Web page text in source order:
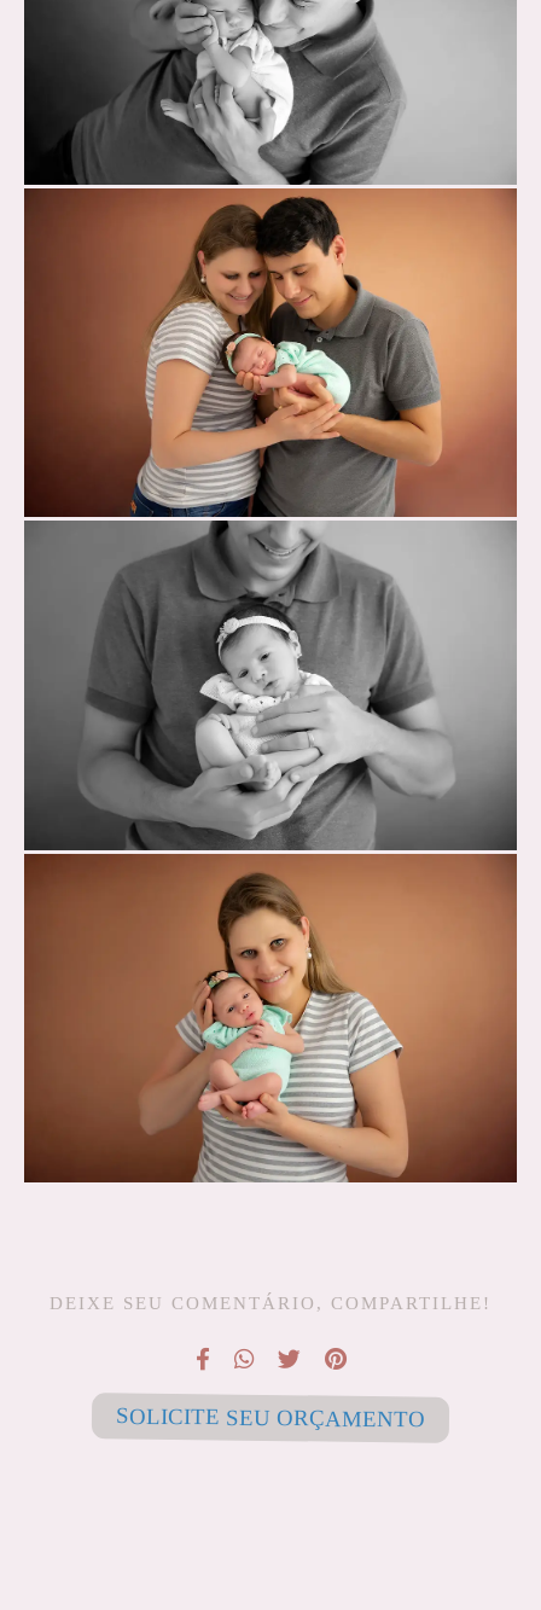
DEIXE SEU COMENTÁRIO, COMPARTILHE!
SOLICITE SEU ORÇAMENTO